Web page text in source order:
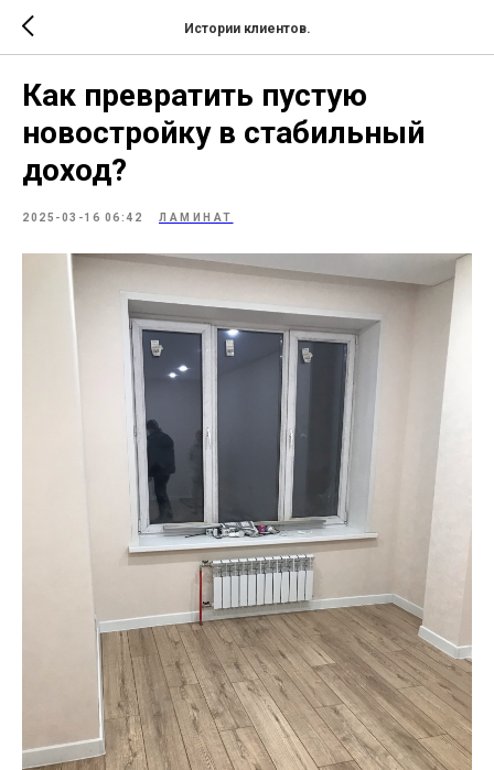
Истории клиентов.
Как превратить пустую
новостройку в стабильный
доход?
2025-03-16 06:42 ЛАМИНАТ